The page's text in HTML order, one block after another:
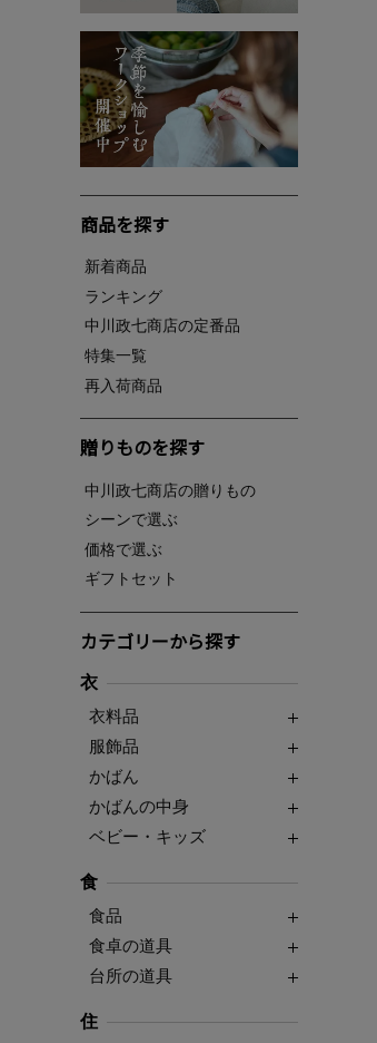
商品を探す
新着商品
ランキング
中川政七商店の定番品
特集一覧
再入荷商品
贈りものを探す
中川政七商店の贈りもの
シーンで選ぶ
価格で選ぶ
ギフトセット
カテゴリーから探す
衣
衣料品
服飾品
かばん
かばんの中身
ベビー・キッズ
食
食品
食卓の道具
台所の道具
住